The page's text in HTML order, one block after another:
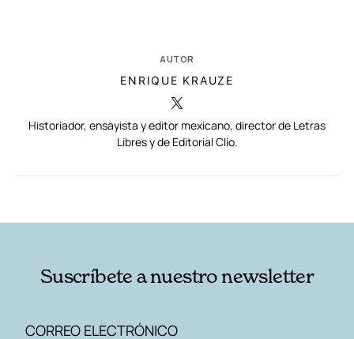
AUTOR
ENRIQUE KRAUZE
Historiador, ensayista y editor mexicano, director de Letras
Libres y de Editorial Clío.
Suscríbete a nuestro newsletter